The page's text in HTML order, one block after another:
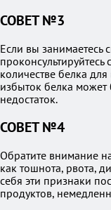
СОВЕТ №3
Если вы занимаетесь
количестве белка
избыток белка может
недостаток.
СОВЕТ №4
Обратите внимание
как тошнота, рвота,
себя эти признаки
продуктов,